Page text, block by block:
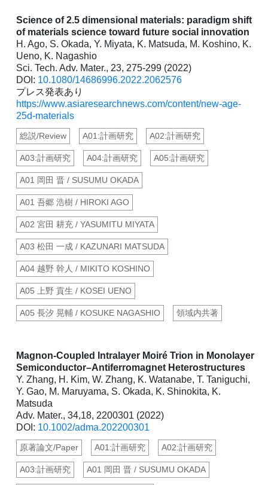
Science of 2.5 dimensional materials: paradigm shift
of materials science toward future social innovation
H. Ago, S. Okada, Y. Miyata, K. Matsuda, M. Koshino, K.
Ueno, K. Nagashio
Sci. Tech. Adv. Mater., 23, 275-299 (2022)
DOI: 10.1080/14686996.2022.2062576
プレス発表あり
https://www.asiaresearchnews.com/content/new-age-
25d-materials
総説/Review A01:計画研究 A02:計画研究
A03:計画研究 A04:計画研究 A05:計画研究
A01 岡田 晋 / SUSUMU OKADA
A01 吾郷 浩樹 / HIROKI AGO
A02 宮田 耕充 / YASUMITU MIYATA
A03 松田 一成 / KAZUNARI MATSUDA
A04 越野 幹人 / MIKITO KOSHINO
A05 上野 貢生 / KOSEI UENO
A05 長汐 晃輔 / KOSUKE NAGASHIO 領域内共著
Magnon-Coupled Intralayer Moiré Trion in Monolayer
Semiconductor–Antiferromagnet Heterostructures
Y. Zhang, H. Kim, W. Zhang, K. Watanabe, T. Taniguchi,
Y. Gao, M. Maruyama, S. Okada, K. Shinokita, K.
Matsuda
Adv. Mater., 34,18, 2200301 (2022)
DOI: 10.1002/adma.202200301
原著論文/Paper A01:計画研究 A02:計画研究
A03:計画研究 A01 岡田 晋 / SUSUMU OKADA